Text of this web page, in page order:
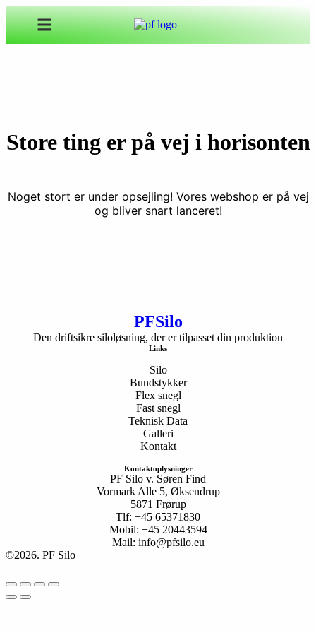
Store ting er på vej i horisonten
Noget stort er under opsejling! Vores webshop er på vej
og bliver snart lanceret!
PFSilo
Den driftsikre siloløsning, der er tilpasset din produktion
Links
Silo
Bundstykker
Flex snegl
Fast snegl
Teknisk Data
Galleri
Kontakt
Kontaktoplysninger
PF Silo v. Søren Find
Vormark Alle 5, Øksendrup
5871 Frørup
Tlf: +45 65371830
Mobil: +45 20443594
Mail: info@pfsilo.eu
©2026. PF Silo